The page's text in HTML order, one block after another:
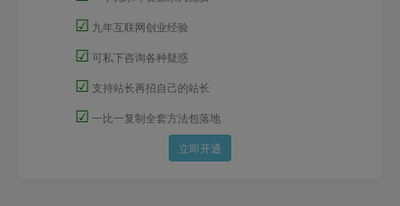
☑ 九年互联网创业经验
☑ 可私下咨询各种疑惑
☑ 支持站长再招自己的站长
☑ 一比一复制全套方法包落地
立即开通